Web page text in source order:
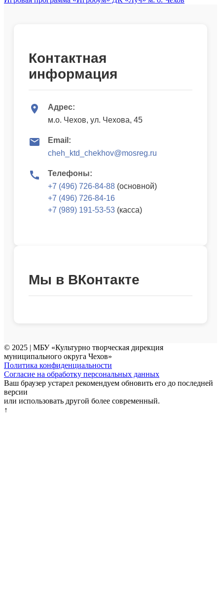
Контактная
информация
Адрес:
м.о. Чехов, ул. Чехова, 45
Email:
cheh_ktd_chekhov@mosreg.ru
Телефоны:
+7 (496) 726-84-88 (основной)
+7 (496) 726-84-16
+7 (989) 191-53-53 (касса)
Мы в ВКонтакте
© 2025 | МБУ «Культурно творческая дирекция
муниципального округа Чехов»
Политика конфиденциальности
Согласие на обработку персональных данных
Ваш браузер устарел рекомендуем обновить его до последней
версии
или использовать другой более современный.
↑